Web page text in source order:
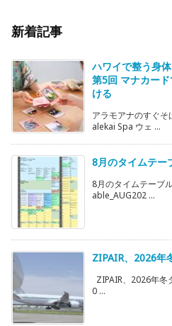
新着記事
ハワイで整う身
第5回 マナカー
ける
アラモアナのすぐそ
alekai Spa ウェ ...
8月のタイムテー
8月のタイムテーブ
able_AUG202 ...
ZIPAIR、2026年
ZIPAIR、2026年冬
0 ...